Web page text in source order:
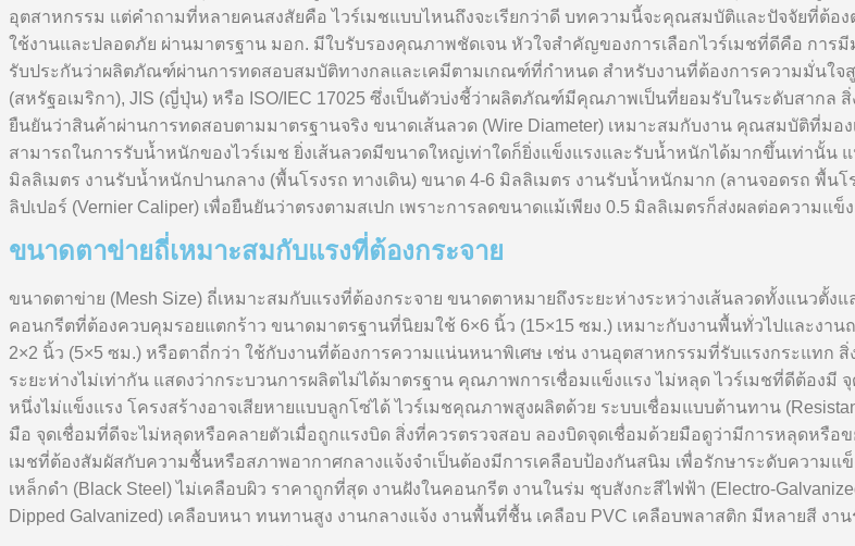
อุตสาหกรรม แต่คำถามที่หลายคนสงสัยคือ ไวร์เมชแบบไหนถึงจะเรียกว่าดี บทความนี้จะคุณสมบัติและปัจจัยที่ต้อ
ใช้งานและปลอดภัย ผ่านมาตรฐาน มอก. มีใบรับรองคุณภาพชัดเจน หัวใจสำคัญของการเลือกไวร์เมชที่ดีคือ กา
รับประกันว่าผลิตภัณฑ์ผ่านการทดสอบสมบัติทางกลและเคมีตามเกณฑ์ที่กำหนด สำหรับงานที่ต้องการความมั่นใจสู
(สหรัฐอเมริกา), JIS (ญี่ปุ่น) หรือ ISO/IEC 17025 ซึ่งเป็นตัวบ่งชี้ว่าผลิตภัณฑ์มีคุณภาพเป็นที่ยอมรับในระดับสากล
ยืนยันว่าสินค้าผ่านการทดสอบตามมาตรฐานจริง ขนาดเส้นลวด (Wire Diameter) เหมาะสมกับงาน คุณสมบัติที่มอ
สามารถในการรับน้ำหนักของไวร์เมช ยิ่งเส้นลวดมีขนาดใหญ่เท่าใดก็ยิ่งแข็งแรงและรับน้ำหนักได้มากขึ้นเท่านั้
มิลลิเมตร งานรับน้ำหนักปานกลาง (พื้นโรงรถ ทางเดิน) ขนาด 4-6 มิลลิเมตร งานรับน้ำหนักมาก (ลานจอดรถ พื้น
ลิปเปอร์ (Vernier Caliper) เพื่อยืนยันว่าตรงตามสเปก เพราะการลดขนาดแม้เพียง 0.5 มิลลิเมตรก็ส่งผลต่อความแข็
ขนาดตาข่ายถี่เหมาะสมกับแรงที่ต้องกระจาย
ขนาดตาข่าย (Mesh Size) ถี่เหมาะสมกับแรงที่ต้องกระจาย ขนาดตาหมายถึงระยะห่างระหว่างเส้นลวดทั้งแนวตั้ง
คอนกรีตที่ต้องควบคุมรอยแตกร้าว ขนาดมาตรฐานที่นิยมใช้ 6×6 นิ้ว (15×15 ซม.) เหมาะกับงานพื้นทั่วไปและงาน
2×2 นิ้ว (5×5 ซม.) หรือตาถี่กว่า ใช้กับงานที่ต้องการความแน่นหนาพิเศษ เช่น งานอุตสาหกรรมที่รับแรงกระแทก
ระยะห่างไม่เท่ากัน แสดงว่ากระบวนการผลิตไม่ได้มาตรฐาน คุณภาพการเชื่อมแข็งแรง ไม่หลุด ไวร์เมชที่ดีต้องมี
หนึ่งไม่แข็งแรง โครงสร้างอาจเสียหายแบบลูกโซ่ได้ ไวร์เมชคุณภาพสูงผลิตด้วย ระบบเชื่อมแบบต้านทาน
มือ จุดเชื่อมที่ดีจะไม่หลุดหรือคลายตัวเมื่อถูกแรงบิด สิ่งที่ควรตรวจสอบ ลองบิดจุดเชื่อมด้วยมือดูว่ามีการหลุดหรื
เมชที่ต้องสัมผัสกับความชื้นหรือสภาพอากาศกลางแจ้งจำเป็นต้องมีการเคลือบป้องกันสนิม เพื่อรักษาระดับความแ
เหล็กดำ (Black Steel) ไม่เคลือบผิว ราคาถูกที่สุด งานฝังในคอนกรีต งานในร่ม ชุบสังกะสีไฟฟ้า (Electro-
Dipped Galvanized) เคลือบหนา ทนทานสูง งานกลางแจ้ง งานพื้นที่ชื้น เคลือบ PVC เคลือบพลาสติก มีหลายสี งา